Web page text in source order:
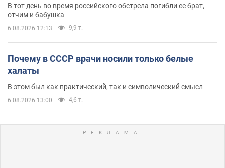
В тот день во время российского обстрела погибли ее брат,
отчим и бабушка
6.08.2026 12:13 9,9 т.
Почему в СССР врачи носили только белые
халаты
В этом был как практический, так и символический смысл
6.08.2026 13:00 4,6 т.